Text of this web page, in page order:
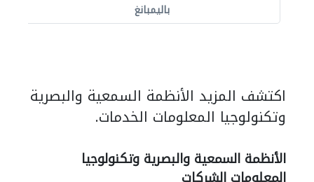
باليمبانغ
اكتشف المزيد الأنظمة السمعية والبصرية
وتكنولوجيا المعلومات الخدمات.
الأنظمة السمعية والبصرية وتكنولوجيا